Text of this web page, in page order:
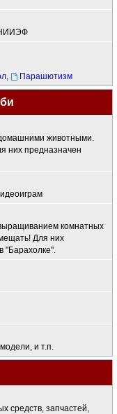
, Парашютизм
животными.
них предназначен
комнатных
Для них
"Барахолке".
и т.п.
средств, запчастей,